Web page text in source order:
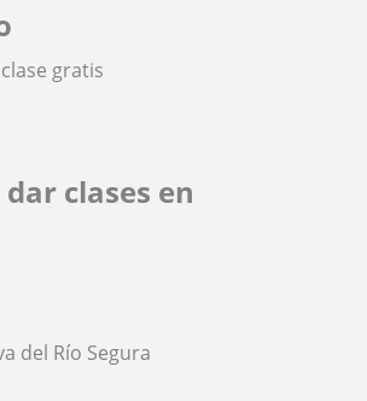
gratis
dar clases en
del Río Segura